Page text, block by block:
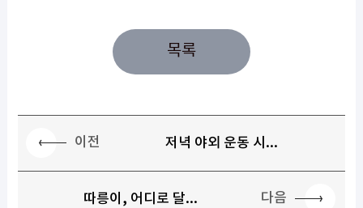
목록
이전 저녁 야외 운동 시...
따릉이, 어디로 달... 다음